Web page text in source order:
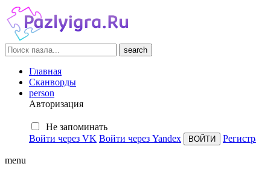
search
Главная
Сканворды
person
Авторизация
Не запоминать
Войти через VK Войти через Yandex
menu